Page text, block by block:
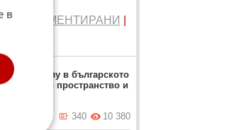
КОМЕНТИРАНИ
Дрон нахлу в българското
въздушно пространство и
10 380
340
в